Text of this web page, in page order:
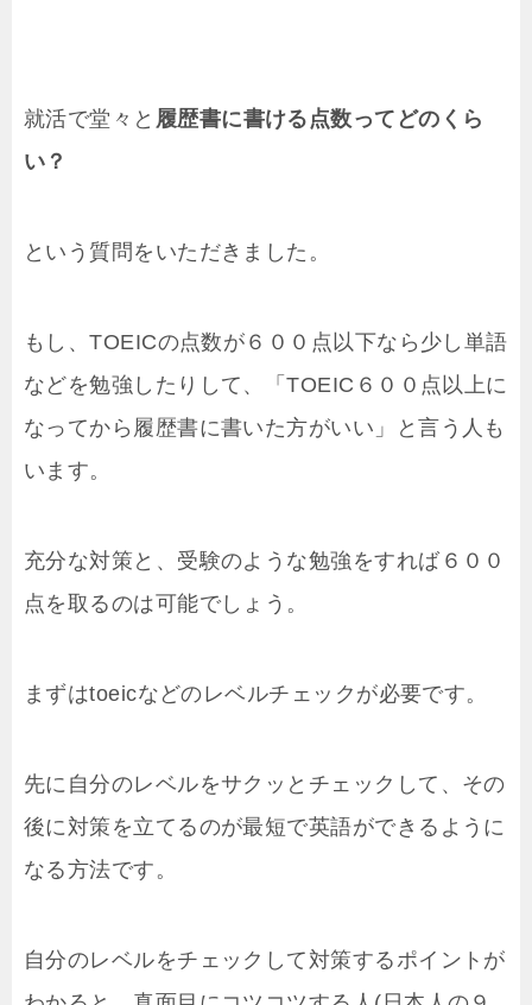
就活で堂々と 履歴書に書ける点数ってどのくら
い？
という質問をいただきました。
もし、TOEICの点数が６００点以下なら少し単語
などを勉強したりして、「TOEIC６００点以上に
なってから履歴書に書いた方がいい」と言う人も
います。
充分な対策と、受験のような勉強をすれば６００
点を取るのは可能でしょう。
まずはtoeicなどのレベルチェックが必要です。
先に自分のレベルをサクッとチェックして、その
後に対策を立てるのが最短で英語ができるように
なる方法です。
自分のレベルをチェックして対策するポイントが